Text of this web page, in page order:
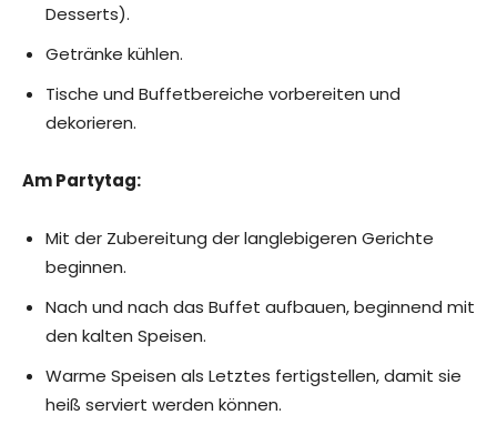
Desserts).
Getränke kühlen.
Tische und Buffetbereiche vorbereiten und
dekorieren.
Am Partytag:
Mit der Zubereitung der langlebigeren Gerichte
beginnen.
Nach und nach das Buffet aufbauen, beginnend mit
den kalten Speisen.
Warme Speisen als Letztes fertigstellen, damit sie
heiß serviert werden können.